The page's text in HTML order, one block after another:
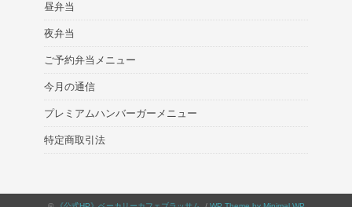
昼弁当
夜弁当
ご予約弁当メニュー
今月の通信
プレミアムハンバーガーメニュー
特定商取引法